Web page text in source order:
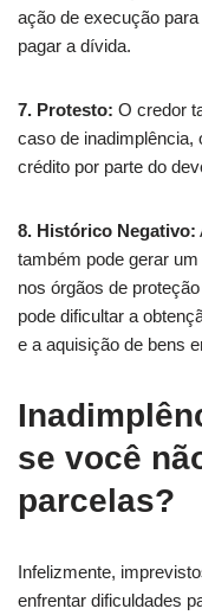
ação de execução
pagar a dívida.
7. Protesto: O credor
caso de inadimplência,
crédito por parte do
8. Histórico Negativo:
também pode gerar
nos órgãos de
pode dificultar a
e a aquisição de bens
se você
parcelas?
Infelizmente,
enfrentar dificuldades